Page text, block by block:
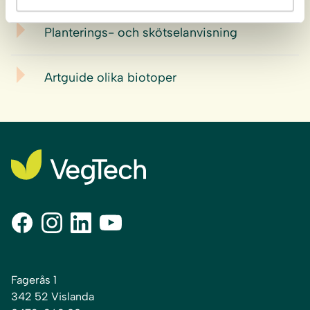
Planterings- och skötselanvisning
Artguide olika biotoper
Fagerås 1
342 52 Vislanda